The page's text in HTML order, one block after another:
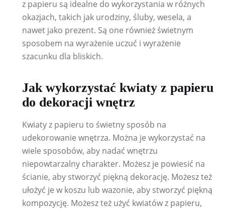
z papieru są idealne do wykorzystania w różnych
okazjach, takich jak urodziny, śluby, wesela, a
nawet jako prezent. Są one również świetnym
sposobem na wyrażenie uczuć i wyrażenie
szacunku dla bliskich.
Jak wykorzystać kwiaty z papieru
do dekoracji wnętrz
Kwiaty z papieru to świetny sposób na
udekorowanie wnętrza. Można je wykorzystać na
wiele sposobów, aby nadać wnętrzu
niepowtarzalny charakter. Możesz je powiesić na
ścianie, aby stworzyć piękną dekorację. Możesz też
ułożyć je w koszu lub wazonie, aby stworzyć piękną
kompozycję. Możesz też użyć kwiatów z papieru,